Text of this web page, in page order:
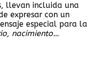
llevan incluida una
expresar con un
especial para la
nacimiento…